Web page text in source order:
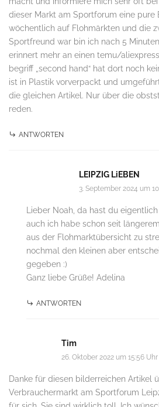
dieser Markt am Sportforum eine pure
wöchentlich auf Flohmärkten und die
Sportfreund war bin ich nach 5
erinnert mehr an einen temu/
begriff „second hand“ hat dort noch
ist in Plastik vorverpackt und
die gleichen Artikel. Nur über die
reden.
ANTWORTEN
LEIPZIG LiEBEN
3. September 2024 um
Lieber Noah, da hast du
auch ich habe schon seit
aus der Flohmarktübersicht zu
nochmal den kleinen aber
gegeben :)
Ganz liebe Grüße! Adelina
ANTWORTEN
Tim
26. Oktober 2022 um 15:56 Uhr
Danke für diesen bilderreichen Artikel
Verbrauchermarkt am Sportforum